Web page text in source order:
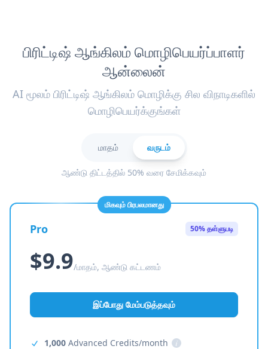
பிரிட்டிஷ் ஆங்கிலம் மொழிபெயர்ப்பாளர்
ஆன்லைன்
AI மூலம் பிரிட்டிஷ் ஆங்கிலம் மொழிக்கு சில விநாடிகளில்
மொழிபெயர்க்குங்கள்
மாதம் வருடம்
ஆண்டு திட்டத்தில் 50% வரை சேமிக்கவும்
மிகவும் பிரபலமானது
Pro 50% தள்ளுபடி
$9.9/மாதம், ஆண்டு கட்டணம்
இப்போது மேம்படுத்தவும்
1,000 Advanced Credits/month
i